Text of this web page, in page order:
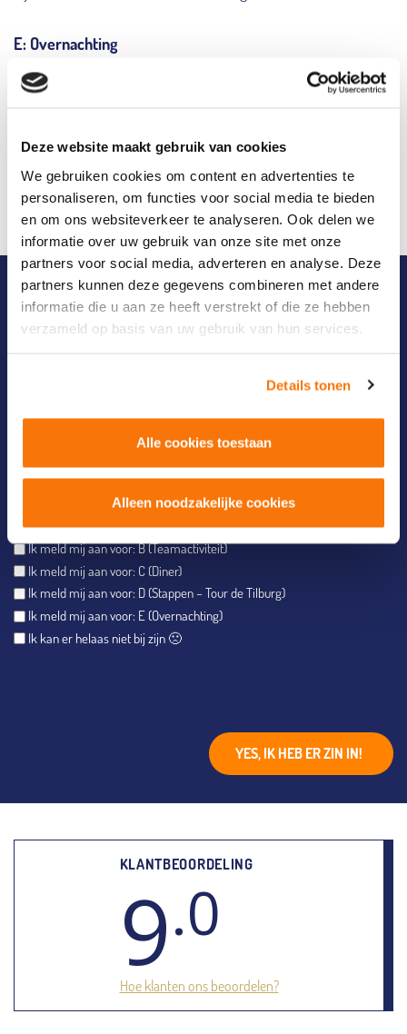
Deze website maakt gebruik van cookies
We gebruiken cookies om content en advertenties te
personaliseren, om functies voor social media te bieden
en om ons websiteverkeer te analyseren. Ook delen we
informatie over uw gebruik van onze site met onze
partners voor social media, adverteren en analyse. Deze
partners kunnen deze gegevens combineren met andere
informatie die u aan ze heeft verstrekt of die ze hebben
verzameld op basis van uw gebruik van hun services.
Details tonen
Alle cookies toestaan
Alleen noodzakelijke cookies
E: Overnachting
De locatie ligt naast Tilburg centraal station, mocht je met het
openbaar vervoer komen dan
komen en liever overnachten in
Tilburg dan horen we het graag en regelen we een mooi
plekje voor je, zodat je het gehele
programma kan bijwonen.
Naam:(Vereist)
Aanmelden Q Care personeelsfeest (Vereist)
Ik meld mij aan voor: A (Padellen)
Ik meld mij aan voor: B (Teamactiviteit)
Ik meld mij aan voor: C (Diner)
Ik meld mij aan voor: D (Stappen – Tour de Tilburg)
Ik meld mij aan voor: E (Overnachting)
Ik kan er helaas niet bij zijn 🙁
YES, IK HEB ER ZIN IN!
KLANTBEOORDELING
9.0
Hoe klanten ons beoordelen?